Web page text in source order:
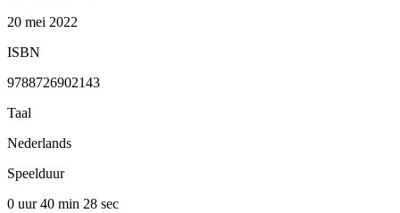
20 mei 2022
ISBN
9788726902143
Taal
Nederlands
Speelduur
0 uur 40 min 28 sec